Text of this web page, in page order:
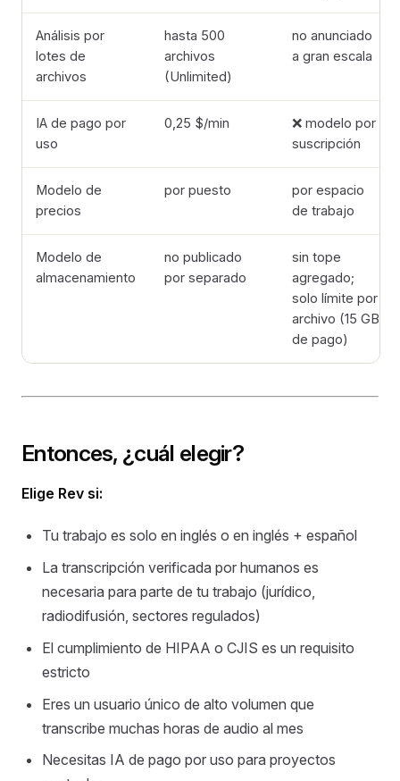
Análisis por
lotes de
archivos
hasta 500
archivos
(Unlimited)
no anunciado
a gran escala
IA de pago por
uso
0,25 $/min
❌ modelo por
suscripción
Modelo de
precios
por puesto
por espacio
de trabajo
Modelo de
almacenamiento
no publicado
por separado
sin tope
agregado;
solo límite por
archivo (15 GB
de pago)
Entonces, ¿cuál elegir?
Elige Rev si:
Tu trabajo es solo en inglés o en inglés + español
La transcripción verificada por humanos es
necesaria para parte de tu trabajo (jurídico,
radiodifusión, sectores regulados)
El cumplimiento de HIPAA o CJIS es un requisito
estricto
Eres un usuario único de alto volumen que
transcribe muchas horas de audio al mes
Necesitas IA de pago por uso para proyectos